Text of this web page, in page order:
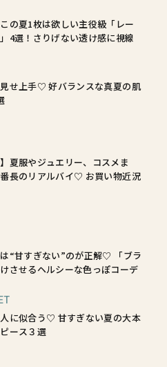
この夏1枚は欲しい主役級「レー
4選！さりげない透け感に視線
せ上手♡ 好バランスな真夏の肌
】夏服やジュエリー、コスメま
長のリアルバイ♡ お買い物近況
“甘すぎない”のが正解♡ 「ブラ
させるヘルシーな色っぽコーデ
人に似合う♡ 甘すぎない夏の大本
ース３選